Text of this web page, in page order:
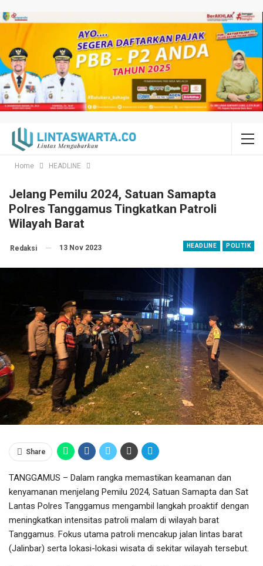
Home HEADLINE
Jelang Pemilu 2024, Satuan Samapta
Polres Tanggamus Tingkatkan Patroli
Wilayah Barat
HEADLINE POLITIK
Redaksi 13 Nov 2023
Share
TANGGAMUS – Dalam rangka memastikan keamanan dan
kenyamanan menjelang Pemilu 2024, Satuan Samapta dan Sat
Lantas Polres Tanggamus mengambil langkah proaktif dengan
meningkatkan intensitas patroli malam di wilayah barat
Tanggamus. Fokus utama patroli mencakup jalan lintas barat
(Jalinbar) serta lokasi-lokasi wisata di sekitar wilayah tersebut.